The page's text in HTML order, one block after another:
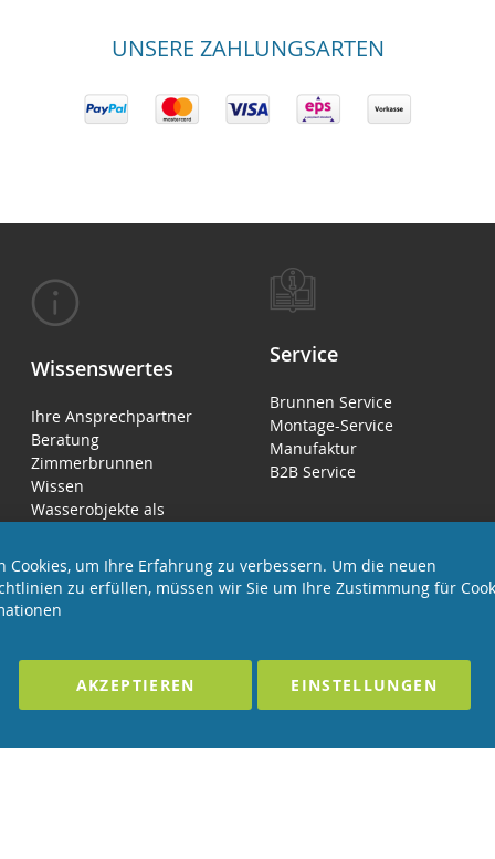
UNSERE ZAHLUNGSARTEN
Wissenswertes
Ihre Ansprechpartner
Beratung
Zimmerbrunnen
Wissen
Wasserobjekte als
Service
Brunnen Service
Montage-Service
Manufaktur
B2B Service
Cookies, um Ihre Erfahrung zu verbessern. Um die neuen
zu erfüllen, müssen wir Sie um Ihre Zustimmung für
AKZEPTIEREN EINSTELLUNGEN